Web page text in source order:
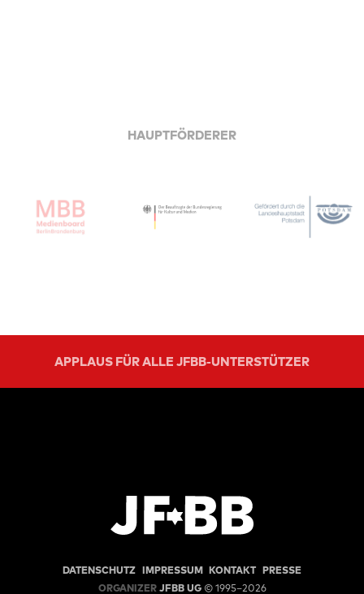
HAUPTFÖRDERER
APPLAUS FÜR ALLE JFBB-UNTERSTÜTZER
DATENSCHUTZ IMPRESSUM KONTAKT PRESSE
ORGANIZERJFBB UG © 1995–2026